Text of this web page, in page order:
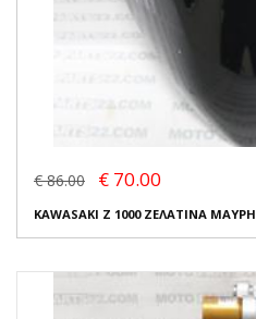
€ 86.00 € 70.00
KAWASAKI Z 1000 ΖΕΛΑΤΙΝΑ ΜΑΥΡΗ